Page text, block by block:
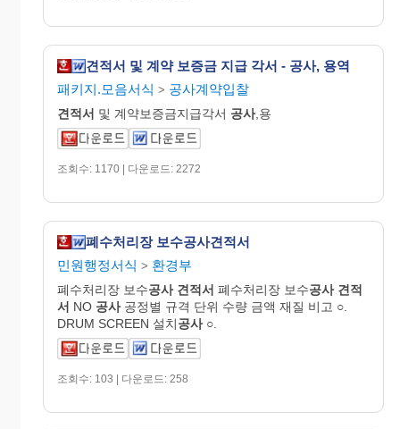
견적서 및 계약 보증금 지급 각서 - 공사, 용역
패키지.모음서식 > 공사계약입찰
견적서 및 계약보증금지급각서 공사,용
조회수: 1170 | 다운로드: 2272
폐수처리장 보수공사견적서
민원행정서식 > 환경부
폐수처리장 보수공사 견적서 폐수처리장 보수공사 견적
서 NO 공사공정별 규격 단위 수량 금액 재질 비고 ○.
DRUM SCREEN 설치공사○.
조회수: 103 | 다운로드: 258